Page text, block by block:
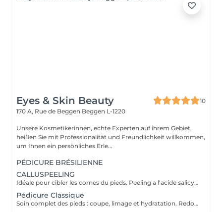
Eyes & Skin Beauty
10
170 A, Rue de Beggen Beggen L-1220
Unsere Kosmetikerinnen, echte Experten auf ihrem Gebiet,
heißen Sie mit Professionalität und Freundlichkeit willkommen,
um Ihnen ein persönliches Erle...
PÉDICURE BRÉSILIENNE
CALLUSPEELING
Idéale pour cibler les cornes du pieds. Peeling a l'acide salicylique avec exfoliation. Pieds doux garanti
Pédicure Classique
Soin complet des pieds : coupe, limage et hydratation. Redonne douceur et confort.